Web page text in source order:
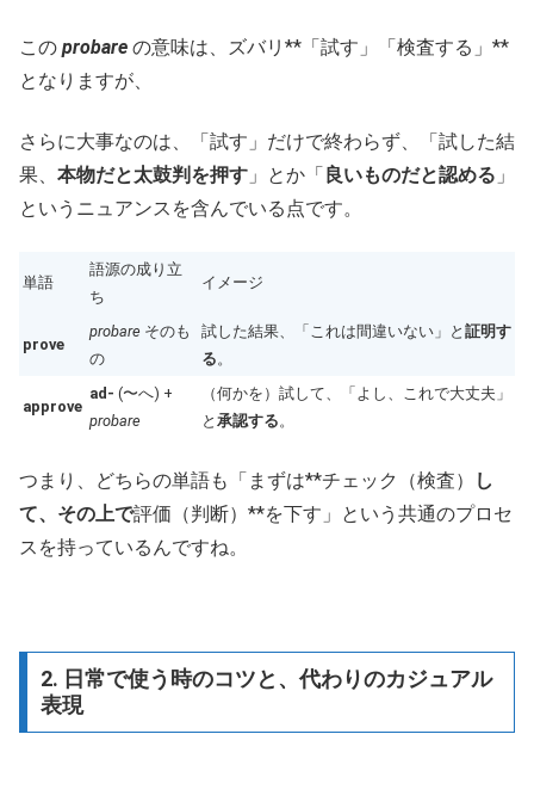
この probare の意味は、ズバリ**「試す」「検査する」**
となりますが、
さらに大事なのは、「試す」だけで終わらず、「試した結
果、 本物だと太鼓判を押す 」とか「良いものだと認める 」
というニュアンスを含んでいる点です。
単語
語源の成り立
ち
イメージ
prove
probare そのも
の
試した結果、「これは間違いない」と 証明す
る 。
approve
ad- (〜へ) +
probare
（何かを）試して、「よし、これで大丈夫」
と 承認する 。
つまり、どちらの単語も「まずは**チェック（検査）
し
て、その上で評価（判断）**を下す」という共通のプロセ
スを持っているんですね。
2. 日常で使う時のコツと、代わりのカジュアル
表現